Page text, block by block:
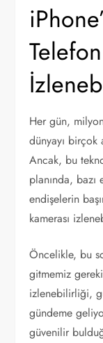
Her gün,
dünyayı birçok
Ancak, bu
planında,
endişelerin
kamerası
Öncelikle, bu
gitmemiz
izlenebilirliği,
gündeme
güvenilir